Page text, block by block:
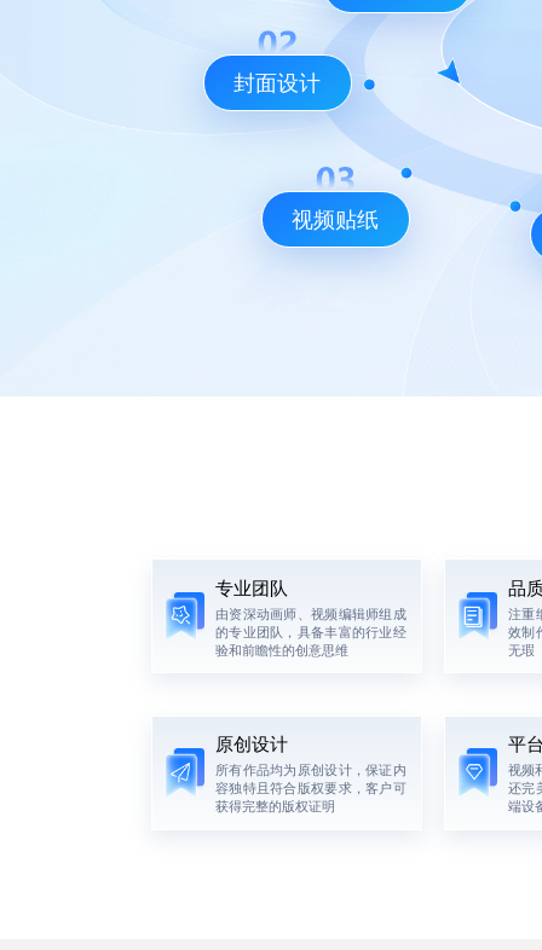
封面设计
视频贴纸
专业团队
由资深动画师、视频编辑师组成
的专业团队，具备丰富的行业经
验和前瞻性的创意思维
品
注重
效制
无瑕
原创设计
所有作品均为原创设计，保证内
容独特且符合版权要求，客户可
获得完整的版权证明
平
视频
还完
端设